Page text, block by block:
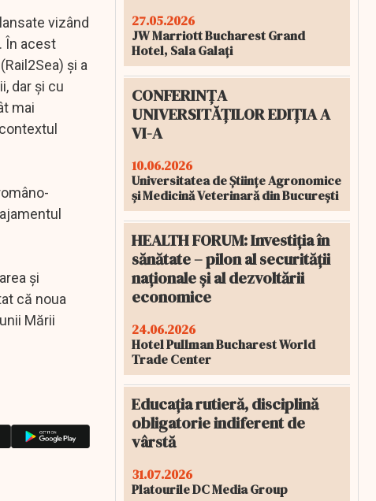
vizând
În acest
şi a
dar şi cu
mai
şi
că noua
Mării
27.05.2026
JW Marriott Bucharest Grand
Hotel, Sala Galați
CONFERINȚA
UNIVERSITĂȚILOR EDIȚIA A
VI-A
10.06.2026
Universitatea de Științe Agronomice
și Medicină Veterinară din București
HEALTH FORUM: Investiția în
sănătate – pilon al securității
naționale și al dezvoltării
economice
24.06.2026
Hotel Pullman Bucharest World
Trade Center
Educația rutieră, disciplină
obligatorie indiferent de
vârstă
31.07.2026
Platourile DC Media Group